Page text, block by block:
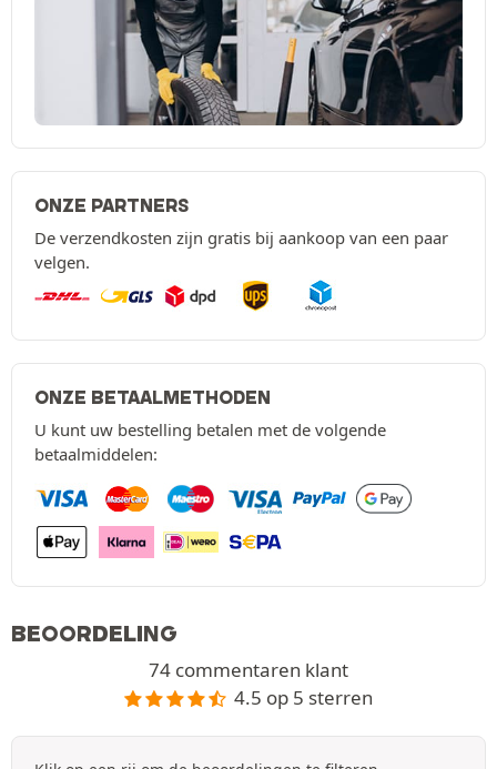
ONZE PARTNERS
De verzendkosten zijn gratis bij aankoop van een paar
velgen.
ONZE BETAALMETHODEN
U kunt uw bestelling betalen met de volgende
betaalmiddelen:
BEOORDELING
74 commentaren klant
4.5 op 5 sterren